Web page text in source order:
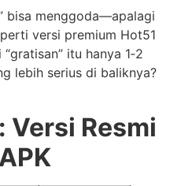
bisa menggoda—apalagi
versi premium Hot51
itu hanya 1‑2
lebih serius di baliknya?
Versi Resmi